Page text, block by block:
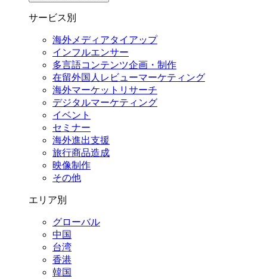
サービス別
海外メディアタイアップ
インフルエンサー
多言語コンテンツ企画・制作
在留外国⼈レビューマーケティング
海外マーケットリサーチ
デジタルマーケティング
イベント
セミナー
海外進出支援
旅行商品造成
映像制作
その他
エリア別
グローバル
中国
台湾
香港
韓国